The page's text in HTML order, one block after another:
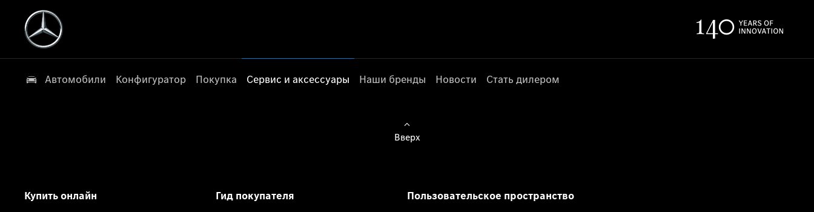
Автомобили Конфигуратор Покупка Сервис и аксессуары Наши бренды Новости Стать дилером
Вверх
Купить онлайн Гид покупателя Пользовательское пространство